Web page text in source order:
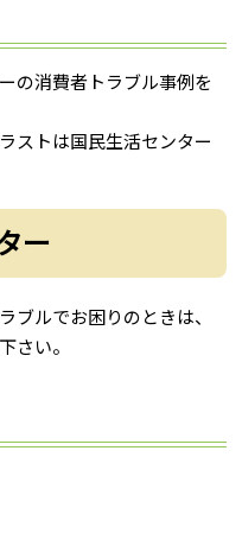
の消費者トラブル事例を
ストは国民生活センター
ー
ブルでお困りのときは、
さい。